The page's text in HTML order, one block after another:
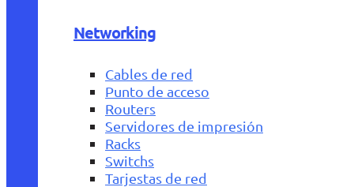
Networking
Cables de red
Punto de acceso
Routers
Servidores de impresión
Racks
Switchs
Tarjestas de red